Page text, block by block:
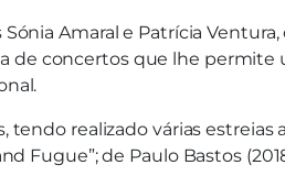
Sónia Amaral e Patrícia
de concertos que lhe
tendo realizado várias estreias
Fugue”; de Paulo Bastos